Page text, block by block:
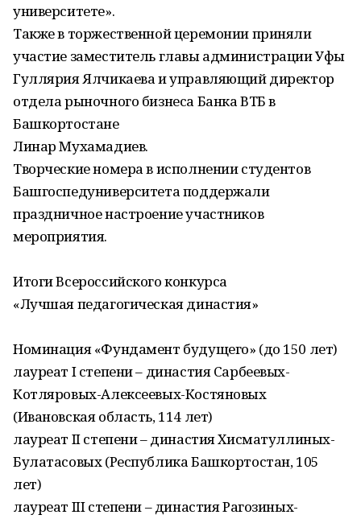
университете».
Также в торжественной церемонии приняли
участие заместитель главы администрации Уфы
Гуллярия Ялчикаева и управляющий директор
отдела рыночного бизнеса Банка ВТБ в
Башкортостане
Линар Мухамадиев.
Творческие номера в исполнении студентов
Башгоспедуниверситета поддержали
праздничное настроение участников
мероприятия.
Итоги Всероссийского конкурса
«Лучшая педагогическая династия»
Номинация «Фундамент будущего» (до 150 лет)
лауреат I степени – династия Сарбеевых-
Котляровых-Алексеевых-Костяновых
(Ивановская область, 114 лет)
лауреат II степени – династия Хисматуллиных-
Булатасовых (Республика Башкортостан, 105
лет)
лауреат III степени – династия Рагозиных-